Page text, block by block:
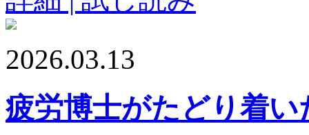
2026.03.13
疲労博士がたどり着